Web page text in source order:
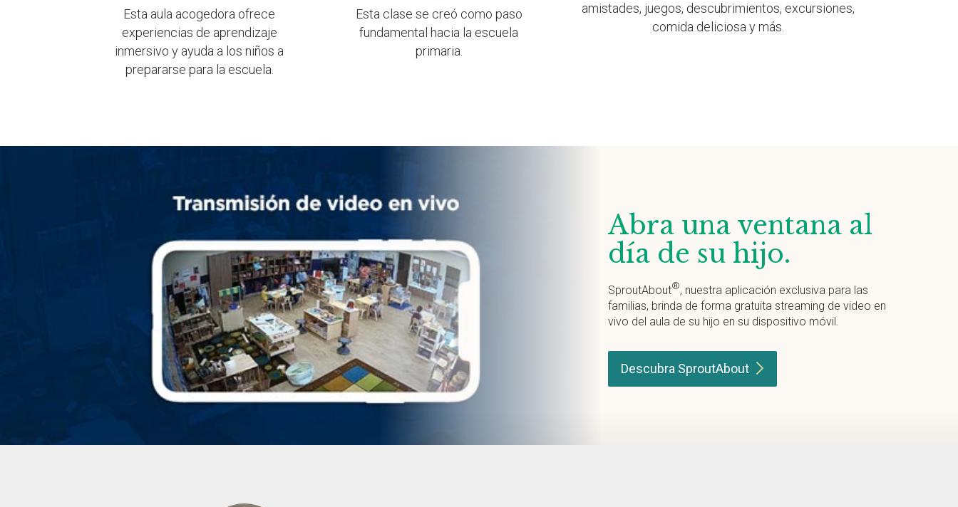
Esta aula acogedora ofrece
experiencias de aprendizaje
inmersivo y ayuda a los niños a
prepararse para la escuela.
Esta clase se creó como paso
fundamental hacia la escuela
primaria.
amistades, juegos, descubrimientos, excursiones,
comida deliciosa y más.
Abra una ventana al
día de su hijo.
SproutAbout®, nuestra aplicación exclusiva para las
familias, brinda de forma gratuita streaming de video en
vivo del aula de su hijo en su dispositivo móvil.
Descubra SproutAbout